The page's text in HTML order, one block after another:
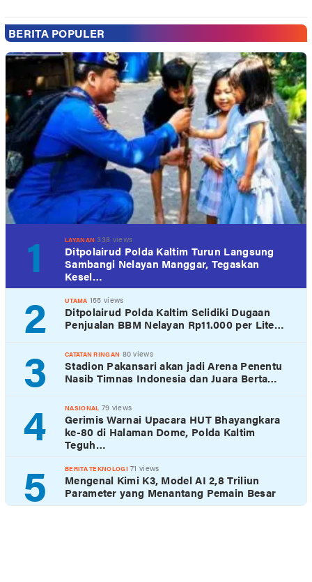
BERITA POPULER
1 LAYANAN 338 views
Ditpolairud Polda Kaltim Turun Langsung
Sambangi Nelayan Manggar, Tegaskan
Kesel…
2 UTAMA 155 views
Ditpolairud Polda Kaltim Selidiki Dugaan
Penjualan BBM Nelayan Rp11.000 per Lite…
3 CATATAN RINGAN 80 views
Stadion Pakansari akan jadi Arena Penentu
Nasib Timnas Indonesia dan Juara Berta…
4 NASIONAL 79 views
Gerimis Warnai Upacara HUT Bhayangkara
ke-80 di Halaman Dome, Polda Kaltim
Teguh…
5 BERITA TEKNOLOGI 71 views
Mengenal Kimi K3, Model AI 2,8 Triliun
Parameter yang Menantang Pemain Besar